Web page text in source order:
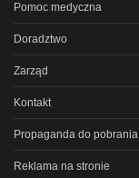
Pomoc medyczna
Doradztwo
Zarząd
Kontakt
Propaganda do pobrania
Reklama na stronie